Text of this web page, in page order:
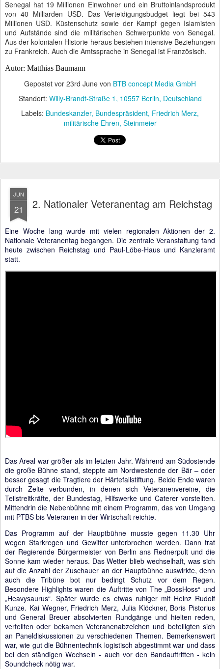
Senegal hat 19 Millionen Einwohner und ein Bruttoinlandsprodukt
von 40 Milliarden USD. Das Verteidigungsbudget liegt bei 543
Millionen USD. Küstenschutz sowie der Kampf gegen Islamisten
und Aufstände sind die militärischen Schwerpunkte von Senegal.
Aus der kolonialen Historie heraus bestehen intensive Beziehungen
zu Frankreich. Auch die Amtssprache in Senegal ist Französisch.
Autor: Matthias Baumann
Gepostet vor 23rd June von BTB concept Media GmbH
Standort: Willy-Brandt-Straße 1, 10557 Berlin, Deutschland
Labels: Bundeskanzler Bundespräsident Friedrich Merz
militärische Ehren Steinmeier
JUN
21 2. Nationaler Veteranentag am Reichstag
Eine Woche lang wurde mit vielen regionalen Aktionen der 2.
Nationale Veteranentag begangen. Die zentrale Veranstaltung fand
heute zwischen Reichstag und Paul-Löbe-Haus und Kanzleramt
statt.
Das Areal war größer als im letzten Jahr. Während am Südostende
die große Bühne stand, steppte am Nordwestende der Bär – oder
besser gesagt die Tragtiere der Härtefallstiftung. Beide Ende waren
durch Zelte verbunden, in denen sich Veteranenvereine, die
Teilstreitkräfte, der Bundestag, Hilfswerke und Caterer vorstellten.
Mittendrin die Nebenbühne mit einem Programm, das von Umgang
mit PTBS bis Veteranen in der Wirtschaft reichte.
Das Programm auf der Hauptbühne musste gegen 11.30 Uhr
wegen Starkregen und Gewitter unterbrochen werden. Dann trat
der Regierende Bürgermeister von Berlin ans Rednerpult und die
Sonne kam wieder heraus. Das Wetter blieb wechselhaft, was sich
auf die Anzahl der Zuschauer an der Hauptbühne auswirkte, denn
auch die Tribüne bot nur bedingt Schutz vor dem Regen.
Besondere Highlights waren die Auftritte von The „BossHoss“ und
„Heavysaurus“. Später wurde es etwas ruhiger mit Heinz Rudolf
Kunze. Kai Wegner, Friedrich Merz, Julia Klöckner, Boris Pistorius
und General Breuer absolvierten Rundgänge und hielten reden,
verteilten oder bekamen Veteranenabzeichen und beteiligten sich
an Paneldiskussionen zu verschiedenen Themen. Bemerkenswert
war, wie gut die Bühnentechnik logistisch abgestimmt war und dass
bei den ständigen Wechseln - auch vor den Bandauftritten - kein
Soundcheck nötig war.